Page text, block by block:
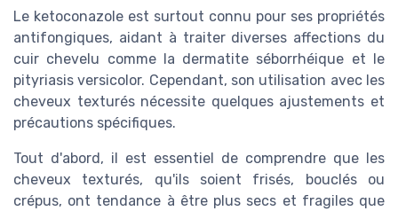
Le ketoconazole est surtout connu pour ses propriétés
antifongiques, aidant à traiter diverses affections du
cuir chevelu comme la dermatite séborrhéique et le
pityriasis versicolor. Cependant, son utilisation avec les
cheveux texturés nécessite quelques ajustements et
précautions spécifiques.
Tout d'abord, il est essentiel de comprendre que les
cheveux texturés, qu'ils soient frisés, bouclés ou
crépus, ont tendance à être plus secs et fragiles que